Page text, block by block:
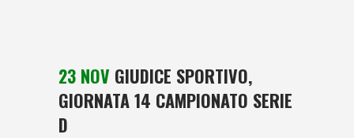
23 NOV GIUDICE SPORTIVO,
GIORNATA 14 CAMPIONATO SERIE
D